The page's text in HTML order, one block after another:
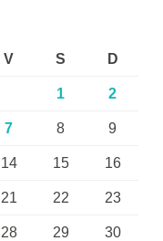
V S D
1 2
7 8 9
14 15 16
21 22 23
28 29 30